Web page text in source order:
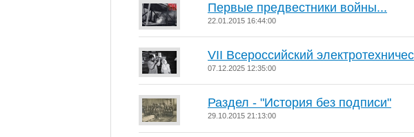
Первые предвестники войны...
22.01.2015 16:44:00
VII Всероссийский
07.12.2025 12:35:00
Раздел - "История без подписи"
29.10.2015 21:13:00